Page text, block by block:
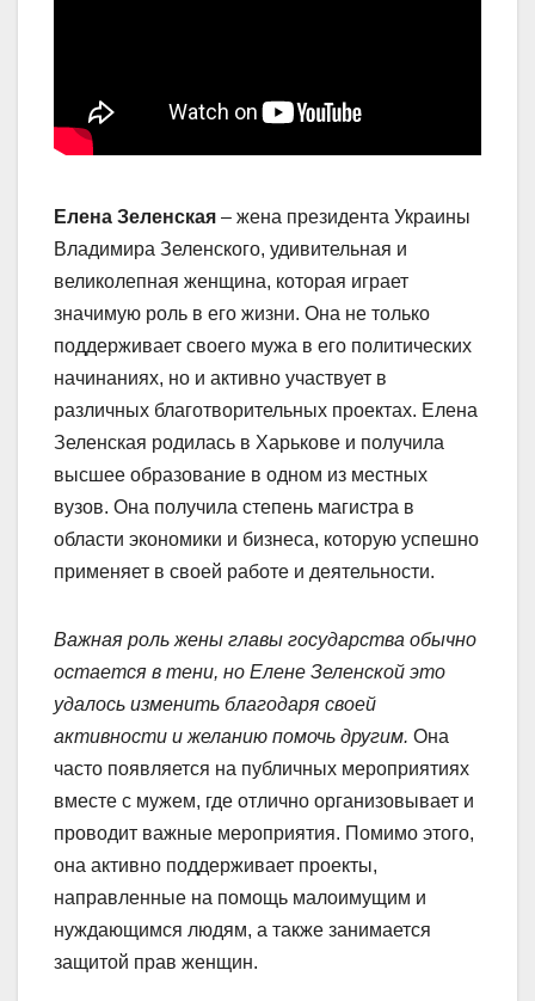
Елена Зеленская – жена президента Украины
Владимира Зеленского, удивительная и
великолепная женщина, которая играет
значимую роль в его жизни. Она не только
поддерживает своего мужа в его политических
начинаниях, но и активно участвует в
различных благотворительных проектах. Елена
Зеленская родилась в Харькове и получила
высшее образование в одном из местных
вузов. Она получила степень магистра в
области экономики и бизнеса, которую успешно
применяет в своей работе и деятельности.
Важная роль жены главы государства обычно
остается в тени, но Елене Зеленской это
удалось изменить благодаря своей
активности и желанию помочь другим. Она
часто появляется на публичных мероприятиях
вместе с мужем, где отлично организовывает и
проводит важные мероприятия. Помимо этого,
она активно поддерживает проекты,
направленные на помощь малоимущим и
нуждающимся людям, а также занимается
защитой прав женщин.